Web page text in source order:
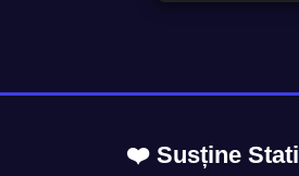
❤️ Susține